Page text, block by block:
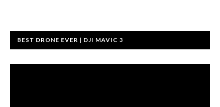
BEST DRONE EVER | DJI MAVIC 3